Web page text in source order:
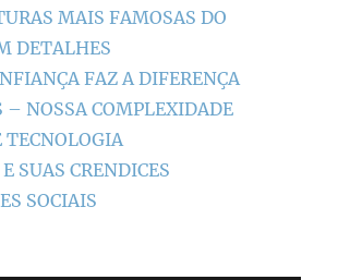
MAIS FAMOSAS DO
DETALHES
FAZ A DIFERENÇA
– NOSSA COMPLEXIDADE
TECNOLOGIA
SUAS CRENDICES
SOCIAIS